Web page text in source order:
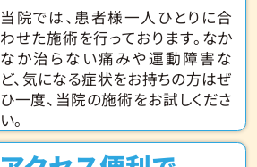
当院では、患者様一人ひとりに合
わせた施術を行っております。なか
なか治らない痛みや運動障害な
ど、気になる症状をお持ちの方はぜ
ひ一度、当院の施術をお試しくださ
い。